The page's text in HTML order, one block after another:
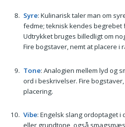
Syre: Kulinarisk taler man om
fedme; teknisk kendes begrebet
Udtrykket bruges billedligt om
Fire bogstaver, nemt at placere i
Tone: Analogien mellem lyd og
ord i beskrivelser. Fire
placering.
Vibe: Engelsk slang ordoptaget i